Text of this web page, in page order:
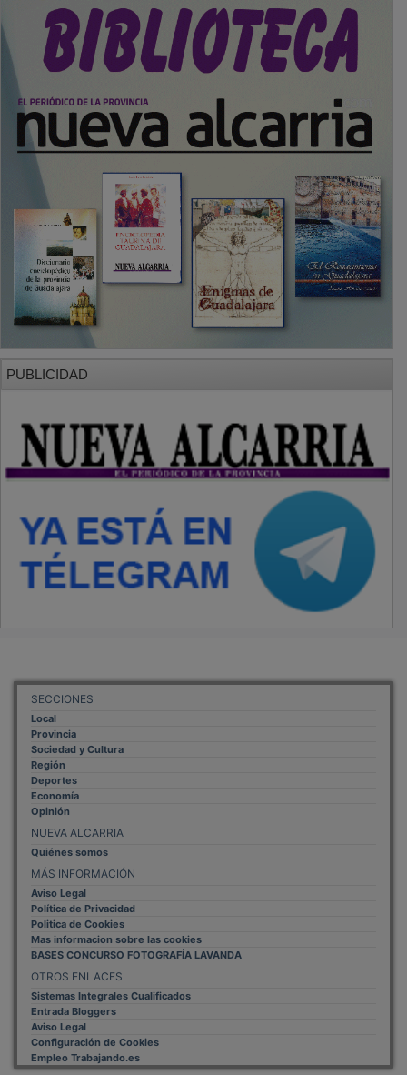
SECCIONES
Local
Provincia
Sociedad y Cultura
Región
Deportes
Economía
Opinión
NUEVA ALCARRIA
Quiénes somos
MÁS INFORMACIÓN
Aviso Legal
Política de Privacidad
Politica de Cookies
Mas informacion sobre las cookies
BASES CONCURSO FOTOGRAFÍA LAVANDA
OTROS ENLACES
Sistemas Integrales Cualificados
Entrada Bloggers
Aviso Legal
Configuración de Cookies
Empleo Trabajando.es